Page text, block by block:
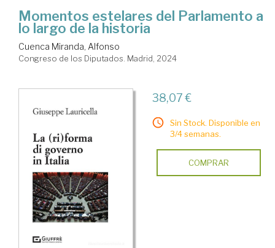
Momentos estelares del Parlamento a
lo largo de la historia
Cuenca Miranda, Alfonso
Congreso de los Diputados. Madrid, 2024
38,07 €
Sin Stock. Disponible en
3/4 semanas.
COMPRAR